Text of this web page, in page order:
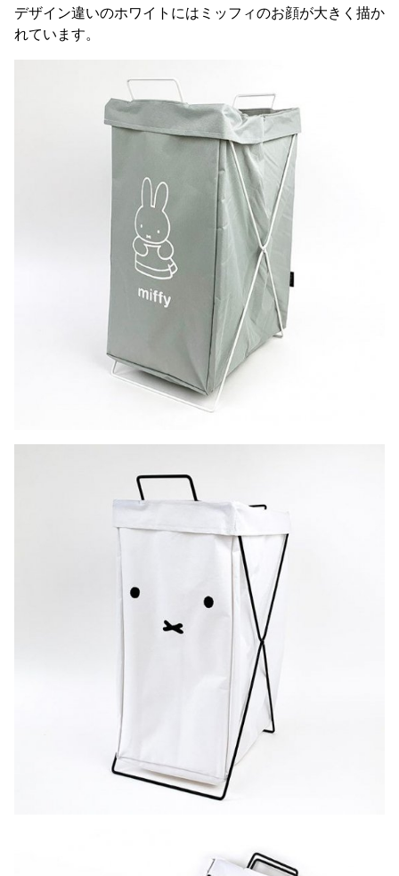
デザイン違いのホワイトにはミッフィのお顔が大きく描か
れています。